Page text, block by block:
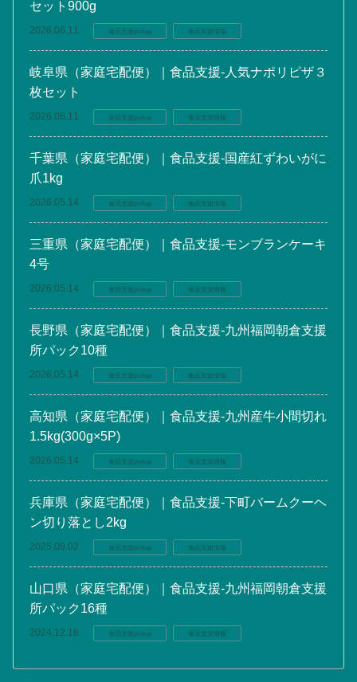
セット900g
2026.06.11 食品支援pickup 食品支援情報
岐阜県（家庭宅配便）｜食品支援-人気ナポリピザ３
枚セット
2026.06.11 食品支援pickup 食品支援情報
千葉県（家庭宅配便）｜食品支援-国産紅ずわいがに
爪1kg
2026.05.14 食品支援pickup 食品支援情報
三重県（家庭宅配便）｜食品支援-モンブランケーキ
4号
2026.05.14 食品支援pickup 食品支援情報
長野県（家庭宅配便）｜食品支援-九州福岡朝倉支援
所パック10種
2026.05.14 食品支援pickup 食品支援情報
高知県（家庭宅配便）｜食品支援-九州産牛小間切れ
1.5kg(300g×5P)
2026.05.14 食品支援pickup 食品支援情報
兵庫県（家庭宅配便）｜食品支援-下町バームクーヘ
ン切り落とし2kg
2025.09.02 食品支援pickup 食品支援情報
山口県（家庭宅配便）｜食品支援-九州福岡朝倉支援
所パック16種
2024.12.18 食品支援pickup 食品支援情報